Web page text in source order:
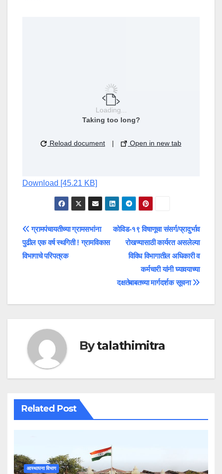
Loading...
Taking too long?
Reload document | Open in new tab
Download [45.21 KB]
Post
navigation
कोविड-१९ विषाणूचा संसर्ग/प्रादुर्भाव
रोखण्यासाठी कार्यरत असलेल्या
विविध विभागातील अधिकारी व
कर्मचारी यांनी घ्यावयाच्या
दक्षतेबाबतच्या मार्गदर्शक सूचना
ग्रामपंचायतीच्या ग्रामसभांना
पुढील एक वर्ष स्थगिती ! ग्रामविकास
विभागाचे परिपत्रक
Bytalathimitra
Related Post
आस्थापना विभाग